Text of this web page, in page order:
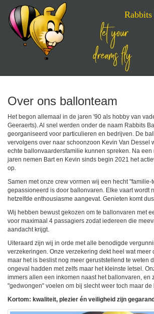
content
Over ons ballonteam
Het begon allemaal in de jaren '90 als hobby van
Geeraerts). Al snel werden onder de naam Rabbits
georganiseerd voor particulieren en bedrijven. De
vervolgens over naar schoonzoon Kevin Van Dessel
echte ballonvaardersfamilie kunnen spreken. Na een
jaren nemen Bart en Kevin sinds begin 2021 het
op.
Samen met onze crew vormen wij een hecht "familie-
gepassioneerd is door ballonvaren. Elke vaart wordt
hetzelfde enthousiasme aangevat. Genieten komt
Wij hebben bewust gekozen om te ballonvaren met
voor maximaal 4 passagiers zodat iedereen die
aandacht krijgt.
Uiteraard zijn wij in orde met alle benodigde
verzekeringen. Onze verzekering dekt heel wat meer
maar het is beslist nog meer geruststellend te weten
ongeval hadden met zelfs maar het kleinste letsel.
immers allen een inkomen naast het ballonvaren, en
"gedwongen" voelen om bij slecht weer toch maar de
Kortom: kwaliteit, plezier én veiligheid zijn